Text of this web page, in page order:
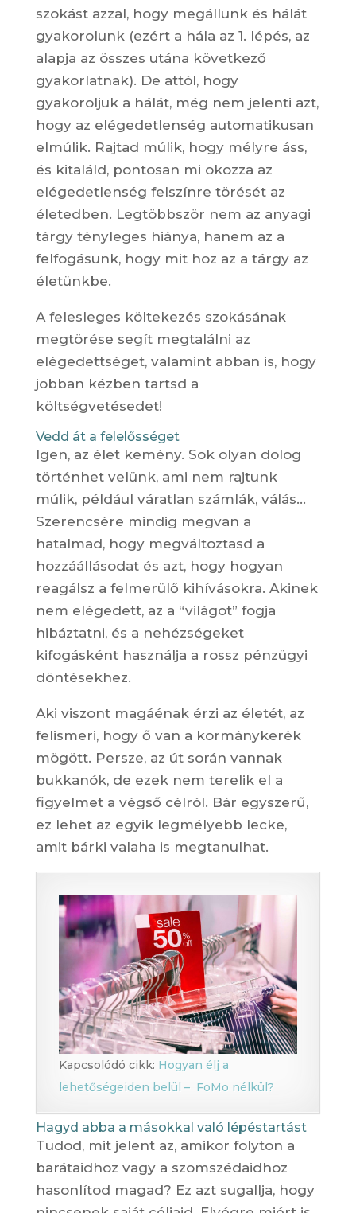
szokást azzal, hogy megállunk és hálát
gyakorolunk (ezért a hála az 1. lépés, az
alapja az összes utána következő
gyakorlatnak). De attól, hogy
gyakoroljuk a hálát, még nem jelenti azt,
hogy az elégedetlenség automatikusan
elmúlik. Rajtad múlik, hogy mélyre áss,
és kitaláld, pontosan mi okozza az
elégedetlenség felszínre törését az
életedben. Legtöbbször nem az anyagi
tárgy tényleges hiánya, hanem az a
felfogásunk, hogy mit hoz az a tárgy az
életünkbe.
A felesleges költekezés szokásának
megtörése segít megtalálni az
elégedettséget, valamint abban is, hogy
jobban kézben tartsd a
költségvetésedet!
Vedd át a felelősséget
Igen, az élet kemény. Sok olyan dolog
történhet velünk, ami nem rajtunk
múlik, például váratlan számlák, válás…
Szerencsére mindig megvan a
hatalmad, hogy megváltoztasd a
hozzáállásodat és azt, hogy hogyan
reagálsz a felmerülő kihívásokra. Akinek
nem elégedett, az a “világot” fogja
hibáztatni, és a nehézségeket
kifogásként használja a rossz pénzügyi
döntésekhez.
Aki viszont magáénak érzi az életét, az
felismeri, hogy ő van a kormánykerék
mögött. Persze, az út során vannak
bukkanók, de ezek nem terelik el a
figyelmet a végső célról. Bár egyszerű,
ez lehet az egyik legmélyebb lecke,
amit bárki valaha is megtanulhat.
Kapcsolódó cikk: Hogyan élj a
lehetőségeiden belül – FoMo nélkül?
Hagyd abba a másokkal való lépéstartást
Tudod, mit jelent az, amikor folyton a
barátaidhoz vagy a szomszédaidhoz
hasonlítod magad? Ez azt sugallja, hogy